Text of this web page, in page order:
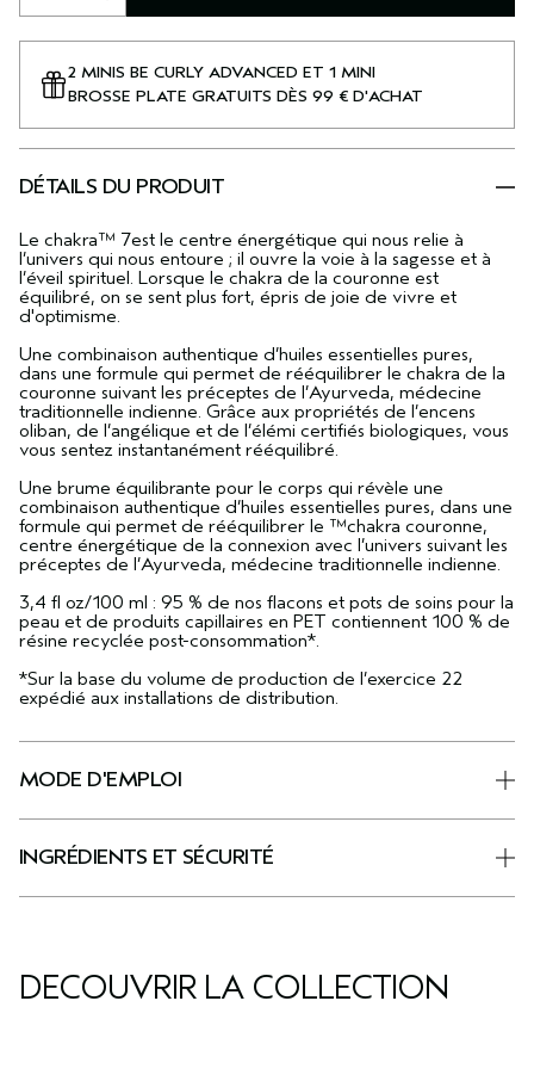
2 MINIS BE CURLY ADVANCED ET 1 MINI
BROSSE PLATE GRATUITS DÈS 99 € D'ACHAT
DÉTAILS DU PRODUIT
Le chakra™ 7est le centre énergétique qui nous relie à
l’univers qui nous entoure ; il ouvre la voie à la sagesse et à
l’éveil spirituel. Lorsque le chakra de la couronne est
équilibré, on se sent plus fort, épris de joie de vivre et
d'optimisme.
Une combinaison authentique d’huiles essentielles pures,
dans une formule qui permet de rééquilibrer le chakra de la
couronne suivant les préceptes de l’Ayurveda, médecine
traditionnelle indienne. Grâce aux propriétés de l’encens
oliban, de l’angélique et de l’élémi certifiés biologiques, vous
vous sentez instantanément rééquilibré.
Une brume équilibrante pour le corps qui révèle une
combinaison authentique d’huiles essentielles pures, dans une
formule qui permet de rééquilibrer le ™chakra couronne,
centre énergétique de la connexion avec l’univers suivant les
préceptes de l’Ayurveda, médecine traditionnelle indienne.
3,4 fl oz/100 ml : 95 % de nos flacons et pots de soins pour la
peau et de produits capillaires en PET contiennent 100 % de
résine recyclée post-consommation*.
*Sur la base du volume de production de l’exercice 22
expédié aux installations de distribution.
MODE D'EMPLOI
INGRÉDIENTS ET SÉCURITÉ
DÉCOUVRIR LA COLLECTION